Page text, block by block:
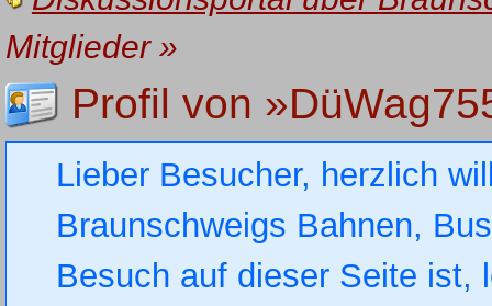
Mitglieder»
Profil von
Lieber Besucher, herzlich
Braunschweigs Bahnen,
Besuch auf dieser Seite